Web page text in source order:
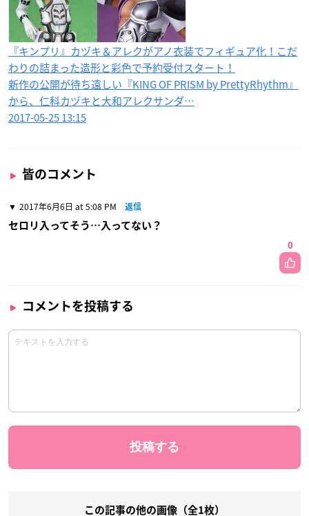
『キンプリ』カヅキ＆アレクがアノ衣装でフィギュア化！こだ
わりの詰まった造形と彩色で予約受付スタート！
新作の公開が待ち遠しい『KING OF PRISM by PrettyRhythm』
から、仁科カヅキと大和アレクサンダ…
2017-05-25 13:15
皆のコメント
2017年6月6日 at 5:08 PM 返信
セロリ入ってそう…入ってない？
0
コメントを投稿する
この記事の他の画像（全1枚）